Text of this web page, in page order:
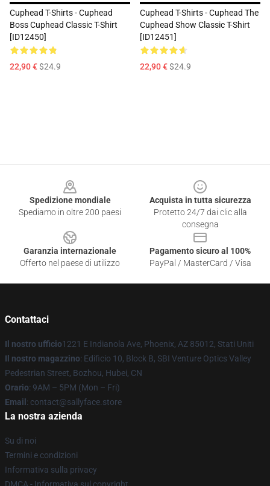
Cuphead T-Shirts - Cuphead
Boss Cuphead Classic T-Shirt
[ID12450]
22,90 €$24.9
Cuphead T-Shirts - Cuphead The
Cuphead Show Classic T-Shirt
[ID12451]
22,90 €$24.9
Spedizione mondiale
Spediamo in oltre 200 paesi
Acquista in tutta sicurezza
Protetto 24/7 dai clic alla
consegna
Garanzia internazionale
Offerto nel paese di utilizzo
Pagamento sicuro al 100%
PayPal / MasterCard / Visa
Contattaci
Il nostro ufficio1221 E Indianola Ave, Phoenix, AZ 85012, Stati Uniti
Il nostro magazzino: Edificio 10, Block B, SBI Venture Optics Valley
Pedestrian Street, Bozhou, Hubei, CN
Orario: 9AM – 5PM (Mon – Fri)
Email : contact@sallyface.store
La nostra azienda
Su di noi
Termini e condizioni
Informativa sulla privacy